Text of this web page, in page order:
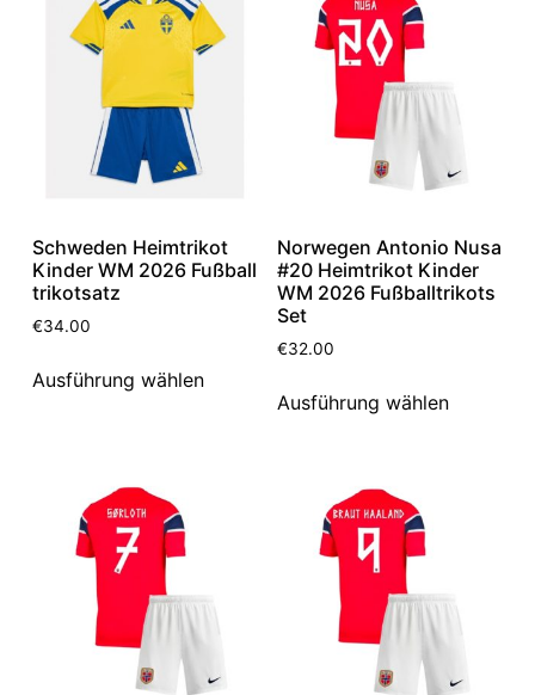
Schweden Heimtrikot
Kinder WM 2026 Fußball
trikotsatz
€34.00
Ausführung wählen
Norwegen Antonio Nusa
#20 Heimtrikot Kinder
WM 2026 Fußballtrikots
Set
€32.00
Ausführung wählen